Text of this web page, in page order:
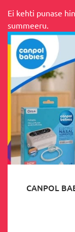
Ei kehti punase
summeeru.
CANPOL